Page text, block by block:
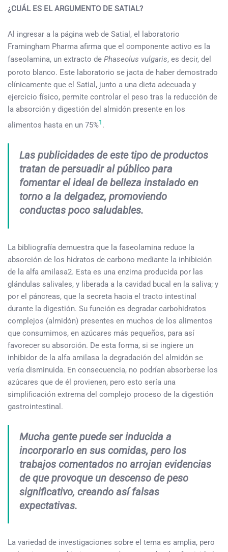
¿CUÁL ES EL ARGUMENTO DE SATIAL?
Al ingresar a la página web de Satial, el laboratorio
Framingham Pharma afirma que el componente activo es la
faseolamina, un extracto de Phaseolus vulgaris, es decir, del
poroto blanco. Este laboratorio se jacta de haber demostrado
clínicamente que el Satial, junto a una dieta adecuada y
ejercicio físico, permite controlar el peso tras la reducción de
la absorción y digestión del almidón presente en los
alimentos hasta en un 75%1 .
Las publicidades de este tipo de productos
tratan de persuadir al público para
fomentar el ideal de belleza instalado en
torno a la delgadez, promoviendo
conductas poco saludables.
La bibliografía demuestra que la faseolamina reduce la
absorción de los hidratos de carbono mediante la inhibición
de la alfa amilasa2. Esta es una enzima producida por las
glándulas salivales, y liberada a la cavidad bucal en la saliva; y
por el páncreas, que la secreta hacia el tracto intestinal
durante la digestión. Su función es degradar carbohidratos
complejos (almidón) presentes en muchos de los alimentos
que consumimos, en azúcares más pequeños, para así
favorecer su absorción. De esta forma, si se ingiere un
inhibidor de la alfa amilasa la degradación del almidón se
vería disminuida. En consecuencia, no podrían absorberse los
azúcares que de él provienen, pero esto sería una
simplificación extrema del complejo proceso de la digestión
gastrointestinal.
Mucha gente puede ser inducida a
incorporarlo en sus comidas, pero los
trabajos comentados no arrojan evidencias
de que provoque un descenso de peso
significativo, creando así falsas
expectativas.
La variedad de investigaciones sobre el tema es amplia, pero